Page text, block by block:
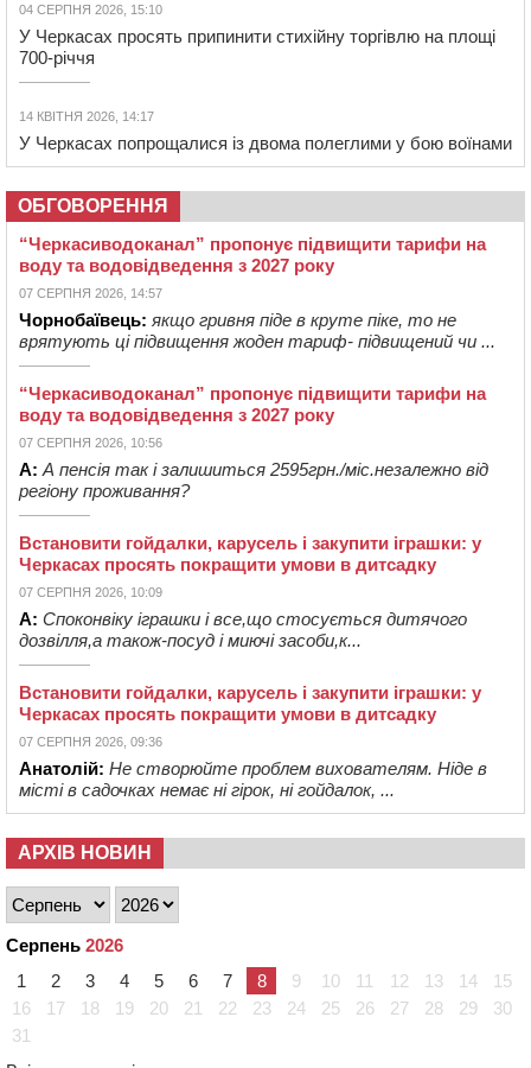
04 СЕРПНЯ 2026, 15:10
У Черкасах просять припинити стихійну торгівлю на площі
700-річчя
14 КВІТНЯ 2026, 14:17
У Черкасах попрощалися із двома полеглими у бою воїнами
ОБГОВОРЕННЯ
“Черкасиводоканал” пропонує підвищити тарифи на
воду та водовідведення з 2027 року
07 СЕРПНЯ 2026, 14:57
Чорнобаївець: якщо гривня піде в круте піке, то не
врятують ці підвищення жоден тариф- підвищений чи ...
“Черкасиводоканал” пропонує підвищити тарифи на
воду та водовідведення з 2027 року
07 СЕРПНЯ 2026, 10:56
А: А пенсія так і залишиться 2595грн./міс.незалежно від
регіону проживання?
Встановити гойдалки, карусель і закупити іграшки: у
Черкасах просять покращити умови в дитсадку
07 СЕРПНЯ 2026, 10:09
А: Споконвіку іграшки і все,що стосується дитячого
дозвілля,а також-посуд і миючі засоби,к...
Встановити гойдалки, карусель і закупити іграшки: у
Черкасах просять покращити умови в дитсадку
07 СЕРПНЯ 2026, 09:36
Анатолій: Не створюйте проблем вихователям. Ніде в
місті в садочках немає ні гірок, ні гойдалок, ...
АРХІВ НОВИН
Серпень 2026
1
2 3 4 5 6 7 8 9 10 11 12 13 14
15
16
17 18 19 20 21 22 23 24 25 26 27 28 29
30
31